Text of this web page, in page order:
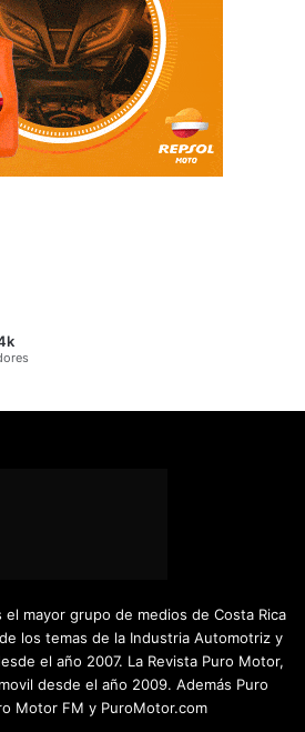
mayor grupo de medios de Costa Rica
los temas de la Industria Automotriz y
el año 2007. La Revista Puro Motor,
desde el año 2009. Además Puro
Motor FM y PuroMotor.com